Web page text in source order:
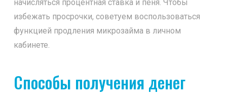
начисляться процентная ставка и пеня. Чтобы
избежать просрочки, советуем воспользоваться
функцией продления микрозайма в личном
кабинете.
Способы получения денег